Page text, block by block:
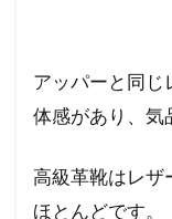
アッパーと同じ
体感があり、気
高級革靴はレザ
ほとんどです。